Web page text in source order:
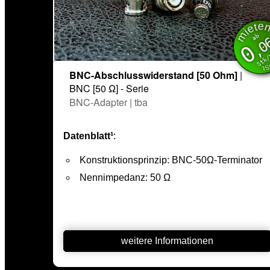
inkl. ab
0
BNC-Abschlusswiderstand [50 Ohm] |
BNC [50 Ω] - Serie
BNC-Adapter | tba
Datenblatt¹:
Konstruktionsprinzip: BNC-50Ω-Terminator
Nennimpedanz: 50 Ω
weitere Informationen